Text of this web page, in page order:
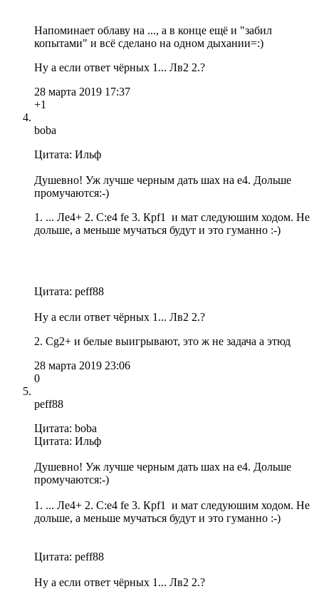
Напоминает облаву на ..., а в конце ещё и "забил
копытами" и всё сделано на одном дыхании=:)
Ну а если ответ чёрных 1... Лв2 2.?
28 марта 2019 17:37
+1
boba
Цитата: Ильф
Душевно! Уж лучше черным дать шах на е4. Дольше
промучаются:-)
1. ... Лe4+ 2. C:e4 fe 3. Крf1 и мат следуюшим ходом. Не
дольше, а меньше мучаться будут и это гуманно :-)
Цитата: peff88
Ну а если ответ чёрных 1... Лв2 2.?
2. Сg2+ и белые выигрывают, это ж не задача а этюд
28 марта 2019 23:06
0
peff88
Цитата: boba
Цитата: Ильф
Душевно! Уж лучше черным дать шах на е4. Дольше
промучаются:-)
1. ... Лe4+ 2. C:e4 fe 3. Крf1 и мат следуюшим ходом. Не
дольше, а меньше мучаться будут и это гуманно :-)
Цитата: peff88
Ну а если ответ чёрных 1... Лв2 2.?